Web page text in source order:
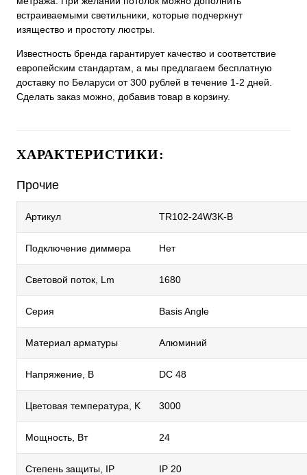
встраиваемыми светильники, которые подчеркнут
изящество и простоту люстры.
Известность бренда гарантирует качество и соответствие
европейским стандартам, а мы предлагаем бесплатную
доставку по Беларуси от 300 рублей в течение 1-2 дней.
Сделать заказ можно, добавив товар в корзину.
ХАРАКТЕРИСТИКИ:
Прочие
Артикул TR102-24W3K-B
Подключение диммера Нет
Световой поток, Lm 1680
Серия Basis Angle
Материал арматуры Алюминий
Напряжение, В DC 48
Цветовая температура, K 3000
Мощность, Вт 24
Степень защиты, IP IP 20